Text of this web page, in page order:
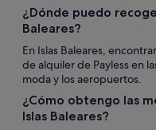
¿Dónde puedo
Baleares?
En Islas Baleares,
de alquiler de Payless en
moda y los aeropuertos.
¿Cómo obtengo las
Islas Baleares?